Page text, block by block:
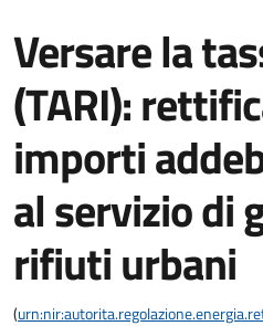
Versare la
(TARI):
importi
al servizio di
rifiuti urbani
(